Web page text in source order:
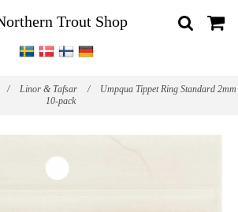
Trout Shop
/ Linor & Tafsar /
Umpqua Tippet Ring Standard 2mm
10-pack